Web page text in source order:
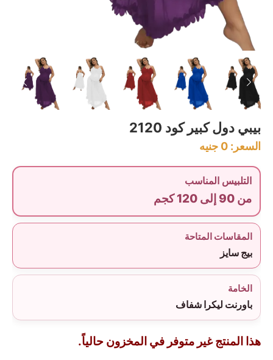
بيبي دول كبير كود 2120
السعر: 0 جنيه
التلبيس المناسب
من 90 إلى 120 كجم
المقاسات المتاحة
بيج سايز
الخامة
باورنت ليكرا شفاف
هذا المنتج غير متوفر في المخزون حالياً.